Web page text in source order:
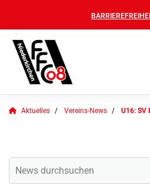
Aktuelles Vereins-News U16: SV